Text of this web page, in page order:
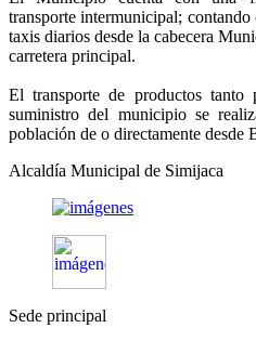
transporte intermunicipal; contando
taxis diarios desde la cabecera
carretera principal.
El transporte de productos tanto
suministro del municipio se
población de o directamente desde
Alcaldía Municipal de Simijaca
Sede principal